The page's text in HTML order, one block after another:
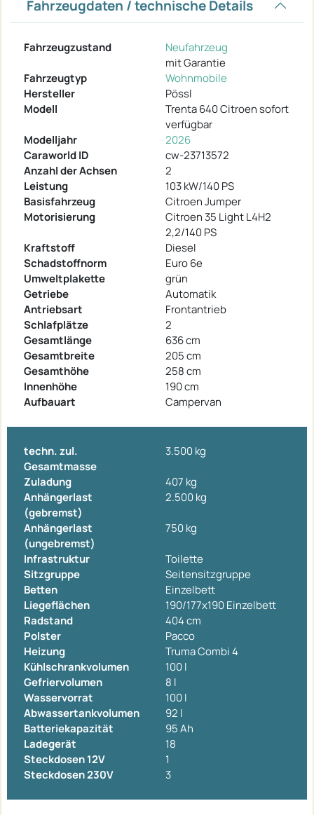
Fahrzeugdaten / technische Details
Fahrzeugzustand
Neufahrzeug
mit Garantie
Fahrzeugtyp
Wohnmobile
Hersteller
Pössl
Modell
Trenta 640 Citroen sofort
verfügbar
Modelljahr
2026
Caraworld ID
cw-23713572
Anzahl der Achsen
2
Leistung
103 kW/140 PS
Basisfahrzeug
Citroen Jumper
Motorisierung
Citroen 35 Light L4H2
2,2/140 PS
Kraftstoff
Diesel
Schadstoffnorm
Euro 6e
Umweltplakette
grün
Getriebe
Automatik
Antriebsart
Frontantrieb
Schlafplätze
2
Gesamtlänge
636 cm
Gesamtbreite
205 cm
Gesamthöhe
258 cm
Innenhöhe
190 cm
Aufbauart
Campervan
techn. zul.
Gesamtmasse
3.500 kg
Zuladung
407 kg
Anhängerlast
(gebremst)
2.500 kg
Anhängerlast
(ungebremst)
750 kg
Infrastruktur
Toilette
Sitzgruppe
Seitensitzgruppe
Betten
Einzelbett
Liegeflächen
190/177x190 Einzelbett
Radstand
404 cm
Polster
Pacco
Heizung
Truma Combi 4
Kühlschrankvolumen
100 l
Gefriervolumen
8 l
Wasservorrat
100 l
Abwassertankvolumen
92 l
Batteriekapazität
95 Ah
Ladegerät
18
Steckdosen 12V
1
Steckdosen 230V
3